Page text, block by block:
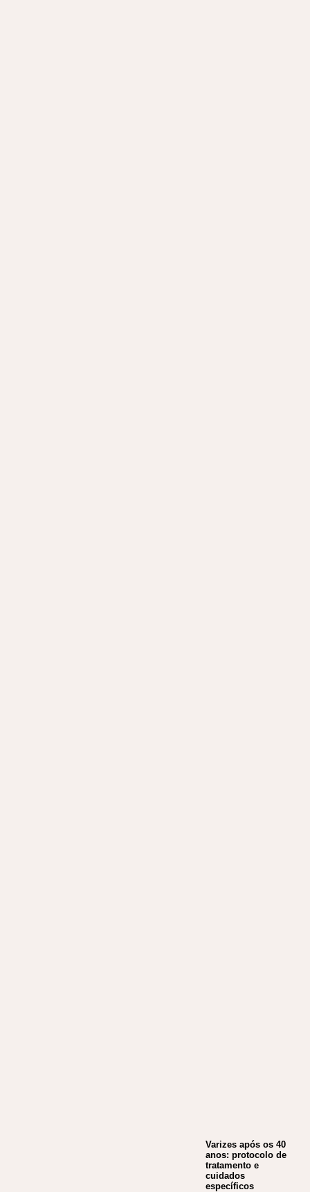
Varizes após os 40
anos: protocolo de
tratamento e
cuidados
específicos